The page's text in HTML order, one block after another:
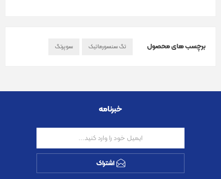
برچسب های محصول تگ سنسورماتیک سوپرتگ
خبرنامه
اشتراک